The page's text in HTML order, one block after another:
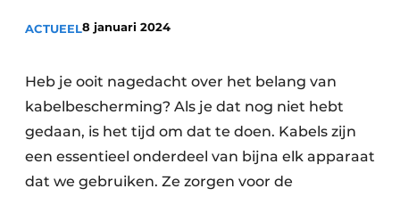
Vacature aanmelden
Video’s
Binnenklimaat
Brandbeveiliging
Ventilatie
ACTUEEL8 januari 2024
Heb je ooit nagedacht over het belang van
kabelbescherming? Als je dat nog niet hebt
gedaan, is het tijd om dat te doen. Kabels zijn
een essentieel onderdeel van bijna elk apparaat
dat we gebruiken. Ze zorgen voor de